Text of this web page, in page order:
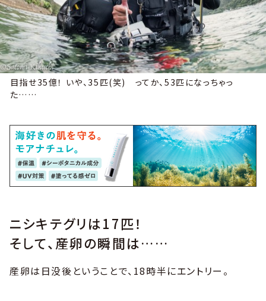
目指せ35億！ いや、35匹(笑) ってか、53匹になっちゃっ
た……
ニシキテグリは17匹！
そして、産卵の瞬間は……
産卵は日没後ということで、18時半にエントリー。